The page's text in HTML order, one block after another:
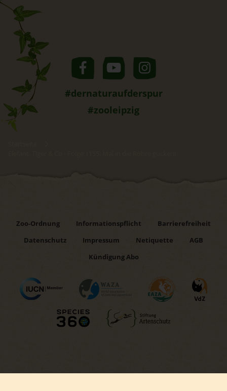
#dernaturaufderspur
#zooleipzig
Zoo-Ordnung Informationspflicht
Barrierefreiheit
Datenschutz
Impressum Netiquette
AGB
Kündigung Abo